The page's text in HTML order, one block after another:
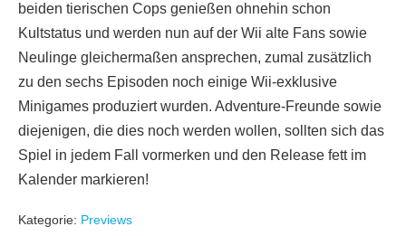
beiden tierischen Cops genießen ohnehin schon
Kultstatus und werden nun auf der Wii alte Fans sowie
Neulinge gleichermaßen ansprechen, zumal zusätzlich
zu den sechs Episoden noch einige Wii-exklusive
Minigames produziert wurden. Adventure-Freunde sowie
diejenigen, die dies noch werden wollen, sollten sich das
Spiel in jedem Fall vormerken und den Release fett im
Kalender markieren!
Kategorie: Previews